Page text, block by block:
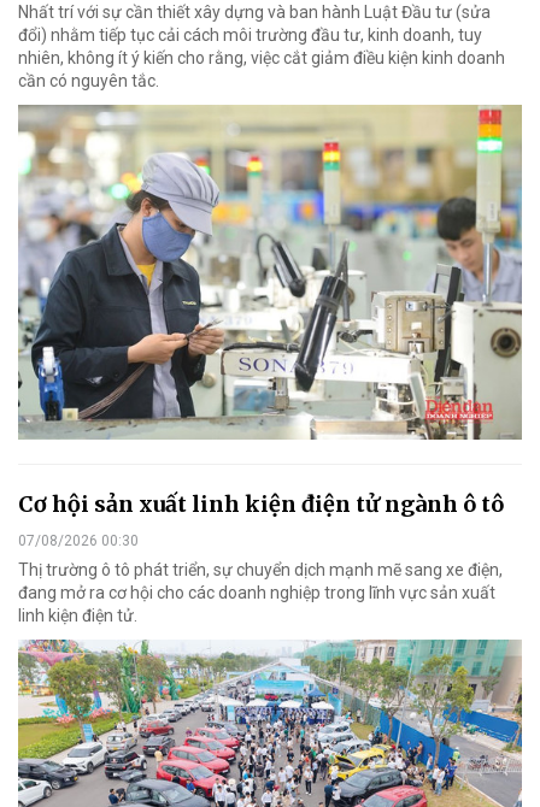
Nhất trí với sự cần thiết xây dựng và ban hành Luật Đầu tư (sửa
đổi) nhằm tiếp tục cải cách môi trường đầu tư, kinh doanh, tuy
nhiên, không ít ý kiến cho rằng, việc cắt giảm điều kiện kinh doanh
cần có nguyên tắc.
Cơ hội sản xuất linh kiện điện tử ngành ô tô
07/08/2026 00:30
Thị trường ô tô phát triển, sự chuyển dịch mạnh mẽ sang xe điện,
đang mở ra cơ hội cho các doanh nghiệp trong lĩnh vực sản xuất
linh kiện điện tử.